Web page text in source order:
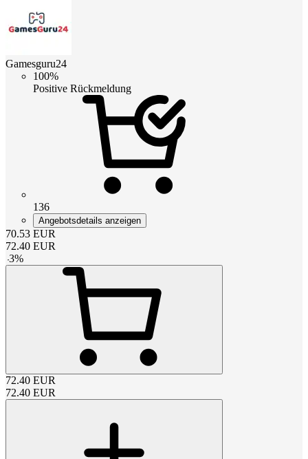
Gamesguru24
100%
Positive Rückmeldung
136
Angebotsdetails anzeigen
70.53 EUR
72.40 EUR
-3%
72.40 EUR
72.40 EUR